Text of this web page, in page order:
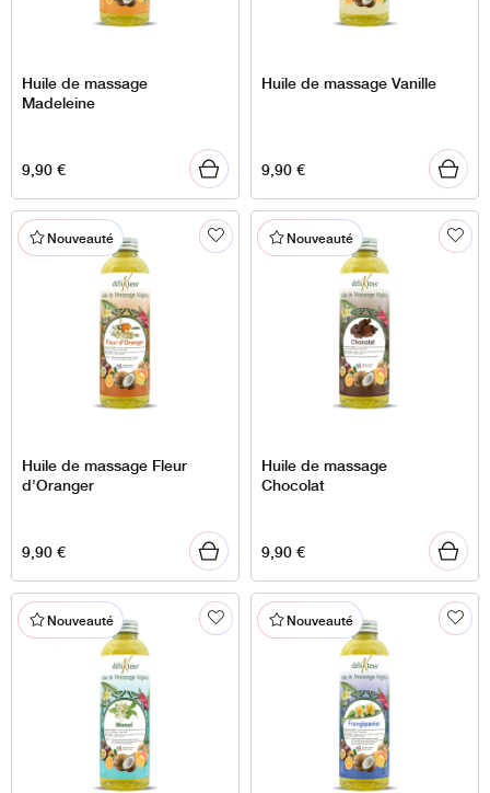
Huile de massage
Madeleine
9,90€
Huile de massage Vanille
9,90€
Nouveauté
Huile de massage Fleur
d'Oranger
9,90€
Nouveauté
Huile de massage
Chocolat
9,90€
Nouveauté Nouveauté